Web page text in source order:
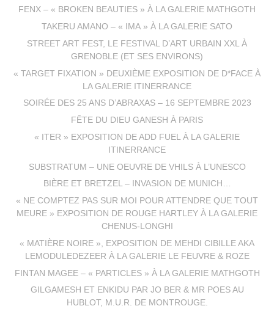
FENX – « BROKEN BEAUTIES » À LA GALERIE MATHGOTH
TAKERU AMANO – « IMA » À LA GALERIE SATO
STREET ART FEST, LE FESTIVAL D’ART URBAIN XXL À
GRENOBLE (ET SES ENVIRONS)
« TARGET FIXATION » DEUXIÈME EXPOSITION DE D*FACE À
LA GALERIE ITINERRANCE
SOIRÉE DES 25 ANS D’ABRAXAS – 16 SEPTEMBRE 2023
FÊTE DU DIEU GANESH À PARIS
« ITER » EXPOSITION DE ADD FUEL À LA GALERIE
ITINERRANCE
SUBSTRATUM – UNE OEUVRE DE VHILS À L’UNESCO
BIÈRE ET BRETZEL – INVASION DE MUNICH…
« NE COMPTEZ PAS SUR MOI POUR ATTENDRE QUE TOUT
MEURE » EXPOSITION DE ROUGE HARTLEY À LA GALERIE
CHENUS-LONGHI
« MATIÈRE NOIRE », EXPOSITION DE MEHDI CIBILLE AKA
LEMODULEDEZEER À LA GALERIE LE FEUVRE & ROZE
FINTAN MAGEE – « PARTICLES » À LA GALERIE MATHGOTH
GILGAMESH ET ENKIDU PAR JO BER & MR POES AU
HUBLOT, M.U.R. DE MONTROUGE.